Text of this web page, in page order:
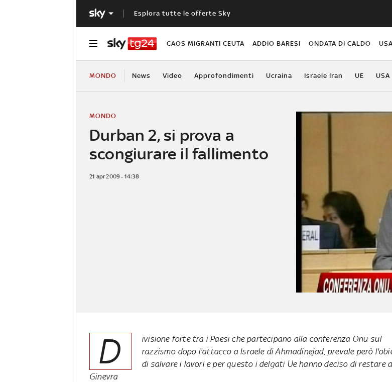
Esplora tutte le offerte Sky
CAOS MIGRANTI CEUTA ADDIO BARESI ONDATA DI CALDO
MONDO News Video Approfondimenti Ucraina Israele Iran UE USA
Durban 2, si prova a
scongiurare il fallimento
MONDO
21 apr 2009 - 14:38
D
ivisione forte tra i Paesi che partecipano alla conferenza Onu sul
razzismo dopo l'attacco a Israele di Ahmadinejad, prevale però
di salvare i lavori e per questo i delgati Ue hanno deciso di restare a
Ginevra